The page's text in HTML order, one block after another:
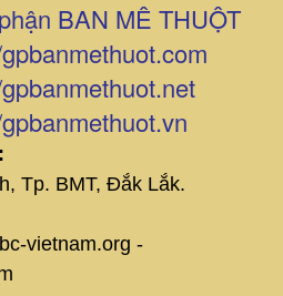
BAN MÊ THUỘT
Tp. BMT, Đắk Lắk.
vietnam.org -